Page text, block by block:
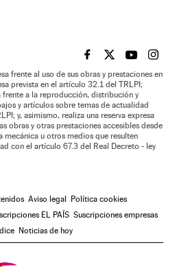
EL PAÍS BRASIL EN
EL PAÍSEL PAÍS
EL
frente al uso de sus obras y prestaciones en
prevista en el artículo 32.1 del TRLPI;
frente a la reproducción, distribución y
y artículos sobre temas de actualidad
y, asimismo, realiza una reserva expresa
obras y otras prestaciones accesibles desde
mecánica u otros medios que resulten
con el artículo 67.3 del Real Decreto - ley
Aviso legal
Política cookies
EL PAÍS Suscripciones empresas
Noticias de hoy